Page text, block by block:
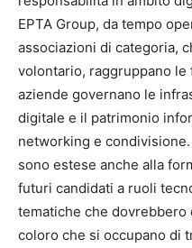
EPTA Group, da tempo
associazioni di categoria,
volontario, raggruppano
aziende governano le
digitale e il patrimonio
networking e
sono estese anche alla
futuri candidati a ruoli
tematiche che
coloro che si occupano di